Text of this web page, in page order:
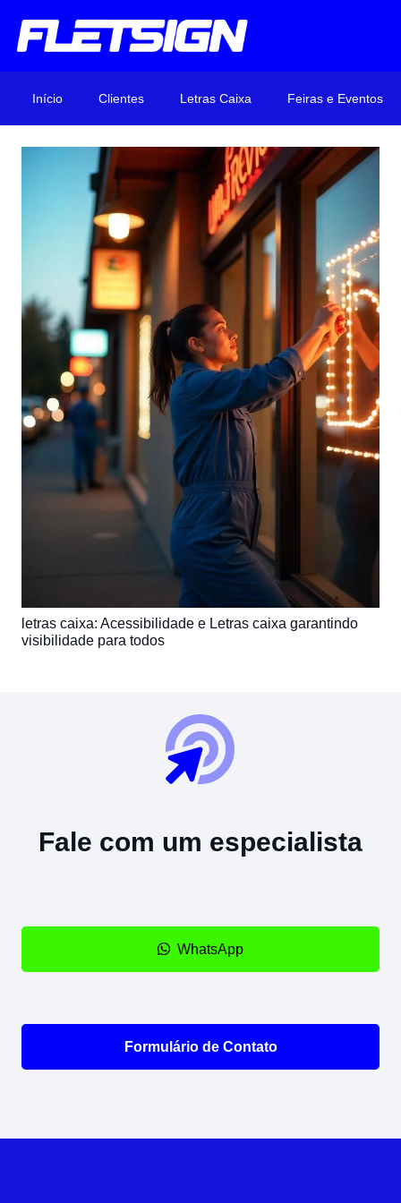
Início Clientes Letras Caixa Feiras e Eventos
letras caixa: Acessibilidade e Letras caixa garantindo
visibilidade para todos
Fale com um especialista
WhatsApp
Formulário de Contato